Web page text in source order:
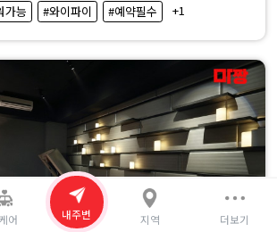
가능 #와이파이 #예약필수 +1
어 내주변 지역 더보기